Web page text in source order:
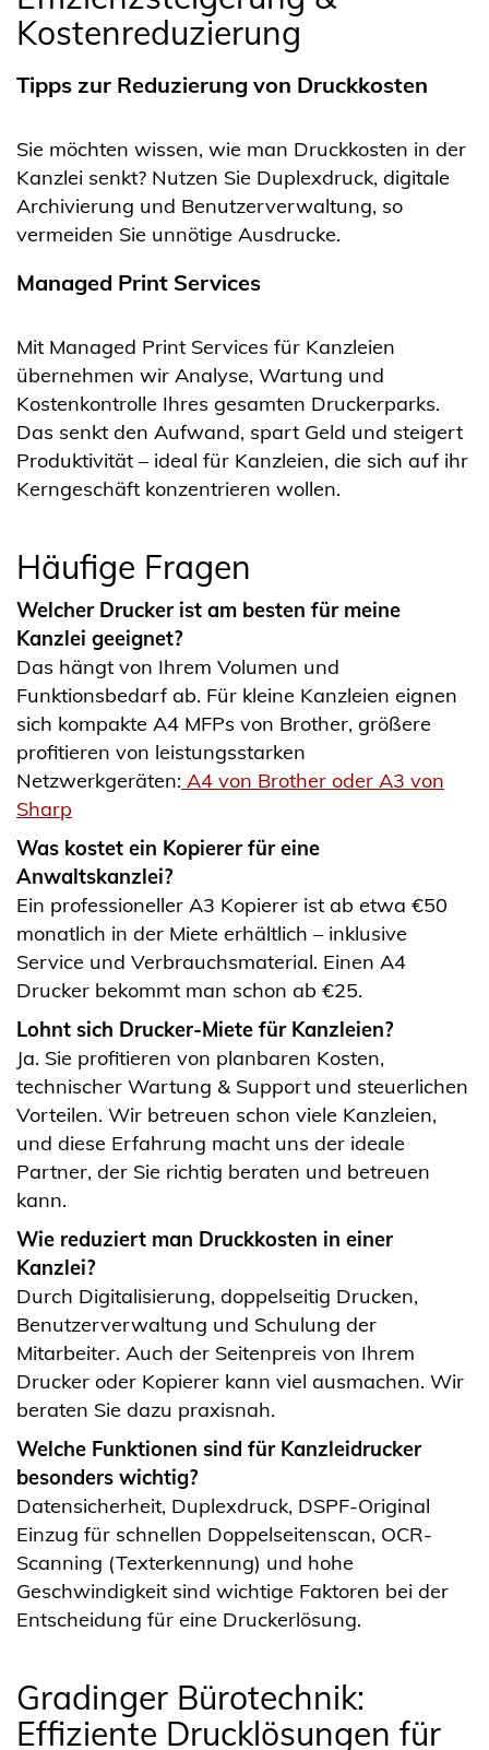
Kostenreduzierung
Tipps zur Reduzierung von Druckkosten
Sie möchten wissen, wie man Druckkosten in der
Kanzlei senkt? Nutzen Sie Duplexdruck, digitale
Archivierung und Benutzerverwaltung, so
vermeiden Sie unnötige Ausdrucke.
Managed Print Services
Mit Managed Print Services für Kanzleien
übernehmen wir Analyse, Wartung und
Kostenkontrolle Ihres gesamten Druckerparks.
Das senkt den Aufwand, spart Geld und steigert
Produktivität – ideal für Kanzleien, die sich auf ihr
Kerngeschäft konzentrieren wollen.
Häufige Fragen
Welcher Drucker ist am besten für meine
Kanzlei geeignet?
Das hängt von Ihrem Volumen und
Funktionsbedarf ab. Für kleine Kanzleien eignen
sich kompakte A4 MFPs von Brother, größere
profitieren von leistungsstarken
Netzwerkgeräten: A4 von Brother oder A3 von
Sharp
Was kostet ein Kopierer für eine
Anwaltskanzlei?
Ein professioneller A3 Kopierer ist ab etwa €50
monatlich in der Miete erhältlich – inklusive
Service und Verbrauchsmaterial. Einen A4
Drucker bekommt man schon ab €25.
Lohnt sich Drucker-Miete für Kanzleien?
Ja. Sie profitieren von planbaren Kosten,
technischer Wartung & Support und steuerlichen
Vorteilen. Wir betreuen schon viele Kanzleien,
und diese Erfahrung macht uns der ideale
Partner, der Sie richtig beraten und betreuen
kann.
Wie reduziert man Druckkosten in einer
Kanzlei?
Durch Digitalisierung, doppelseitig Drucken,
Benutzerverwaltung und Schulung der
Mitarbeiter. Auch der Seitenpreis von Ihrem
Drucker oder Kopierer kann viel ausmachen. Wir
beraten Sie dazu praxisnah.
Welche Funktionen sind für Kanzleidrucker
besonders wichtig?
Datensicherheit, Duplexdruck, DSPF-Original
Einzug für schnellen Doppelseitenscan, OCR-
Scanning (Texterkennung) und hohe
Geschwindigkeit sind wichtige Faktoren bei der
Entscheidung für eine Druckerlösung.
Gradinger Bürotechnik:
Effiziente Drucklösungen für